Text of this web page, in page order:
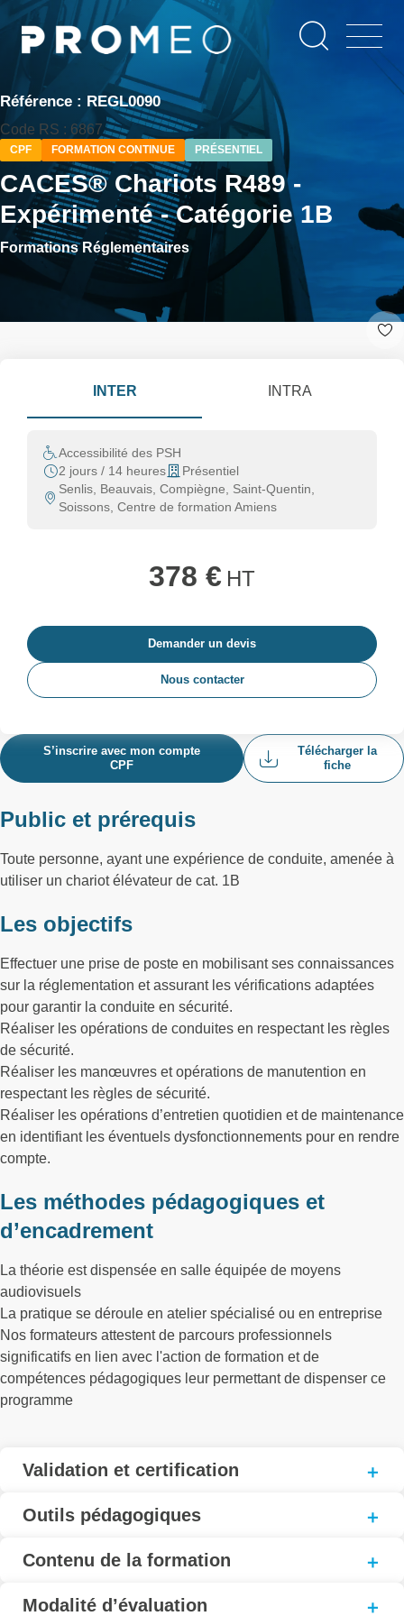
Aller
contenu
Référence : REGL0090
Code RS : 6867
CPF FORMATION CONTINUE PRÉSENTIEL
CACES® Chariots R489 -
Expérimenté - Catégorie 1B
Formations Réglementaires
S’inscrire avec mon compte
CPF
Télécharger la
fiche
Public et prérequis
Toute personne, ayant une expérience de conduite, amenée à
utiliser un chariot élévateur de cat. 1B
Les objectifs
Effectuer une prise de poste en mobilisant ses connaissances
sur la réglementation et assurant les vérifications adaptées
pour garantir la conduite en sécurité.
Réaliser les opérations de conduites en respectant les règles
de sécurité.
Réaliser les manœuvres et opérations de manutention en
respectant les règles de sécurité.
Réaliser les opérations d’entretien quotidien et de maintenance
en identifiant les éventuels dysfonctionnements pour en rendre
compte.
Les méthodes pédagogiques et
d’encadrement
La théorie est dispensée en salle équipée de moyens
audiovisuels
La pratique se déroule en atelier spécialisé ou en entreprise
Nos formateurs attestent de parcours professionnels
significatifs en lien avec l'action de formation et de
compétences pédagogiques leur permettant de dispenser ce
programme
Validation et certification
Outils pédagogiques
Contenu de la formation
Modalité d’évaluation
INTER INTRA
Accessibilité des PSH
2 jours / 14 heures
Présentiel
Senlis, Beauvais, Compiègne, Saint-Quentin,
Soissons, Centre de formation Amiens
378 € HT
Demander un devis
Nous contacter
Panneau de gestion des cookies